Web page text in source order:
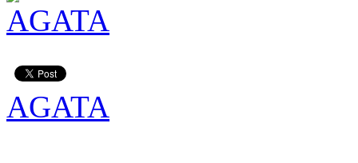
AGATA